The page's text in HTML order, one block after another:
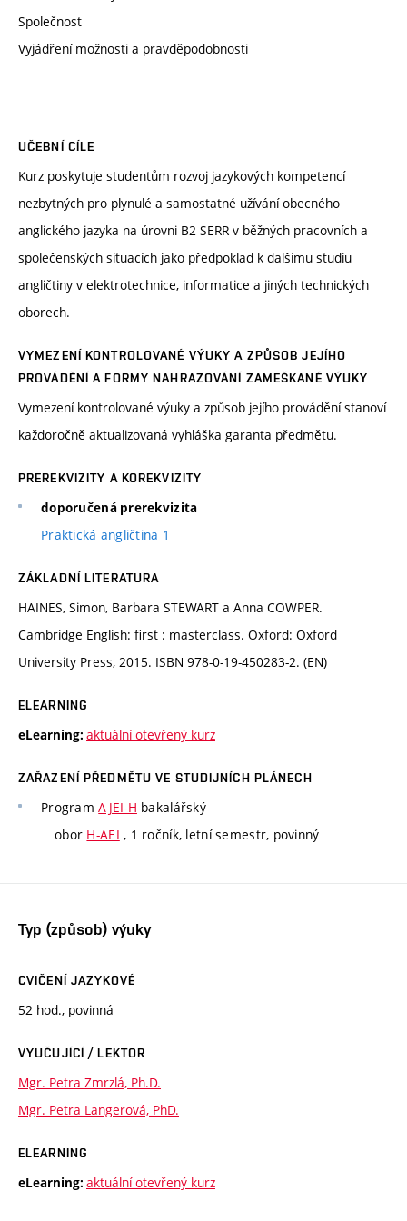
Společnost
Vyjádření možnosti a pravděpodobnosti
UČEBNÍ CÍLE
Kurz poskytuje studentům rozvoj jazykových kompetencí
nezbytných pro plynulé a samostatné užívání obecného
anglického jazyka na úrovni B2 SERR v běžných pracovních a
společenských situacích jako předpoklad k dalšímu studiu
angličtiny v elektrotechnice, informatice a jiných technických
oborech.
VYMEZENÍ KONTROLOVANÉ VÝUKY A ZPŮSOB JEJÍHO
PROVÁDĚNÍ A FORMY NAHRAZOVÁNÍ ZAMEŠKANÉ VÝUKY
Vymezení kontrolované výuky a způsob jejího provádění stanoví
každoročně aktualizovaná vyhláška garanta předmětu.
PREREKVIZITY A KOREKVIZITY
doporučená prerekvizita
Praktická angličtina 1
ZÁKLADNÍ LITERATURA
HAINES, Simon, Barbara STEWART a Anna COWPER.
Cambridge English: first : masterclass. Oxford: Oxford
University Press, 2015. ISBN 978-0-19-450283-2. (EN)
ELEARNING
eLearning: aktuální otevřený kurz
ZAŘAZENÍ PŘEDMĚTU VE STUDIJNÍCH PLÁNECH
ProgramAJEI-H bakalářský
obor H-AEI , 1 ročník, letní semestr, povinný
Typ (způsob) výuky
CVIČENÍ JAZYKOVÉ
52 hod., povinná
VYUČUJÍCÍ / LEKTOR
Mgr. Petra Zmrzlá, Ph.D.
Mgr. Petra Langerová, PhD.
ELEARNING
eLearning: aktuální otevřený kurz